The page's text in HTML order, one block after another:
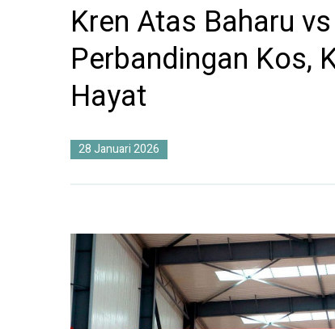
Kren Atas Baharu
Perbandingan Kos,
Hayat
28 Januari 2026